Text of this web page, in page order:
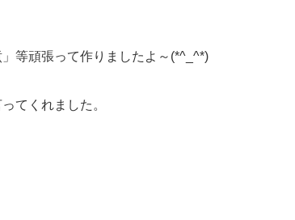
等頑張って作りましたよ～(*^_^*)
てくれました。